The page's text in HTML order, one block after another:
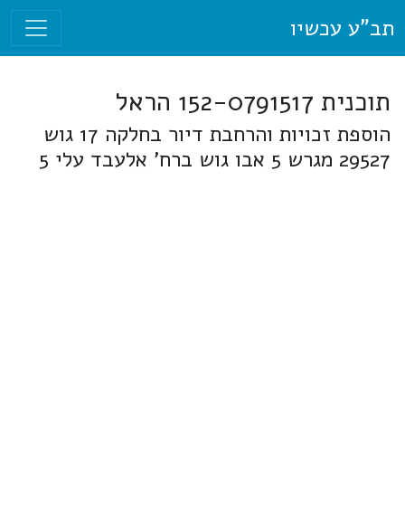
תב"ע עכשיו
תוכנית 152-0791517 הראל
הוספת זכויות והרחבת דיור בחלקה 17 גוש
29527 מגרש 5 אבו גוש ברח' אלעבד עלי 5